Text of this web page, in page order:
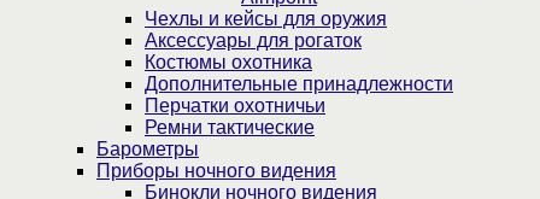
Чехлы и кейсы для оружия
Аксессуары для рогаток
Костюмы охотника
Дополнительные принадлежности
Перчатки охотничьи
Ремни тактические
Барометры
Приборы ночного видения
Бинокли ночного видения